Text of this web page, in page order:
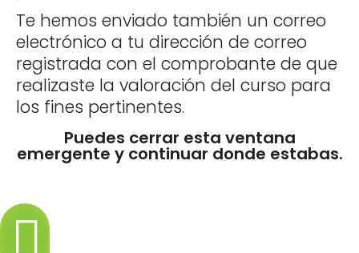
Te hemos enviado también un correo
electrónico a tu dirección de correo
registrada con el comprobante de que
realizaste la valoración del curso para
los fines pertinentes.
Puedes cerrar esta ventana
emergente y continuar donde estabas.